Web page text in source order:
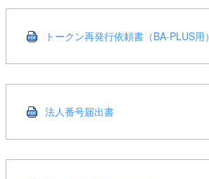
トークン再発行依頼書（BA-PLUS用）
法人番号届出書